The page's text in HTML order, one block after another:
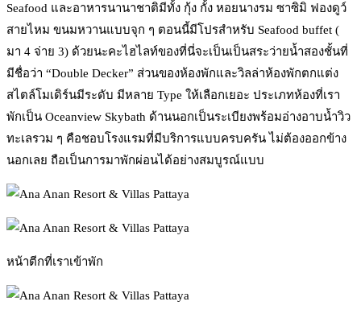
Seafood และอาหารนานาชาติมีทั้ง กุ้ง กั้ง หอยนางรม ซาซิมิ ฟองดูว์
สายไหม ขนมหวานแบบจุก ๆ ตอนนี้มีโปรสำหรับ Seafood buffet (
มา 4 จ่าย 3) ด้วยนะคะไฮไลท์ของที่นี่จะเป็นเป็นสระว่ายน้ำสองชั้นที่
มีชื่อว่า “Double Decker” ส่วนของห้องพักและวิลล่าห้องพักตกแต่ง
สไตล์โมเดิร์นมีระดับ มีหลาย Type ให้เลือกเยอะ ประเภทห้องที่เรา
พักเป็น Oceanview Skybath ด้านนอกเป็นระเบียงพร้อมอ่างอาบน้ำวิว
ทะเลรวม ๆ คือชอบโรงแรมที่มีบริการแบบครบครัน ไม่ต้องออกข้าง
นอกเลย ถือเป็นการมาพักผ่อนได้อย่างสมบูรณ์แบบ
หน้าตีกที่เราเข้าพัก